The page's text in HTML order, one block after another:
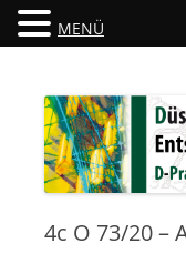
4c O 73/20 –
MENÜ